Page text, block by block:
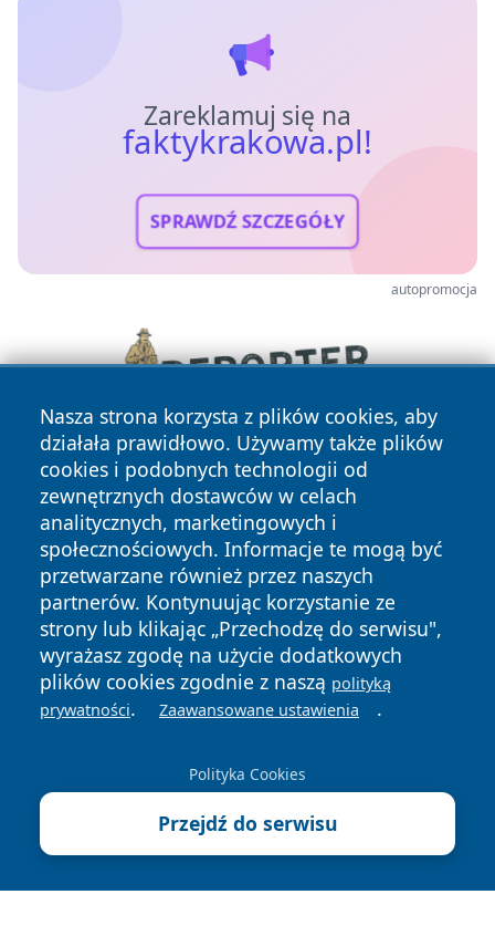
Zareklamuj się na
faktykrakowa.pl!
SPRAWDŹ SZCZEGÓŁY
autopromocja
Nasza strona korzysta z plików cookies, aby
działała prawidłowo. Używamy także plików
cookies i podobnych technologii od
zewnętrznych dostawców w celach
analitycznych, marketingowych i
społecznościowych. Informacje te mogą być
przetwarzane również przez naszych
partnerów. Kontynuując korzystanie ze
strony lub klikając „Przechodzę do serwisu",
wyrażasz zgodę na użycie dodatkowych
plików cookies zgodnie z naszą polityką
prywatności. Zaawansowane ustawienia .
Polityka Cookies
Przejdź do serwisu
Copyright © 2026 faktykrakowa.pl Wszystkie prawa
zastrzeżone.
News Autorzy
Polityka
Polityka